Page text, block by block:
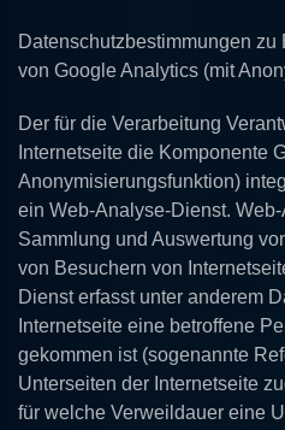
Datenschutzbestimmungen
von Google Analytics (mit
Der für die Verarbeitung
Internetseite die Komponente
Anonymisierungsfunktion)
ein Web-Analyse-Dienst.
Sammlung und Auswertung
von Besuchern von
Dienst erfasst unter anderem
Internetseite eine betroffene
gekommen ist (sogenannte
Unterseiten der Internetseite
für welche Verweildauer eine